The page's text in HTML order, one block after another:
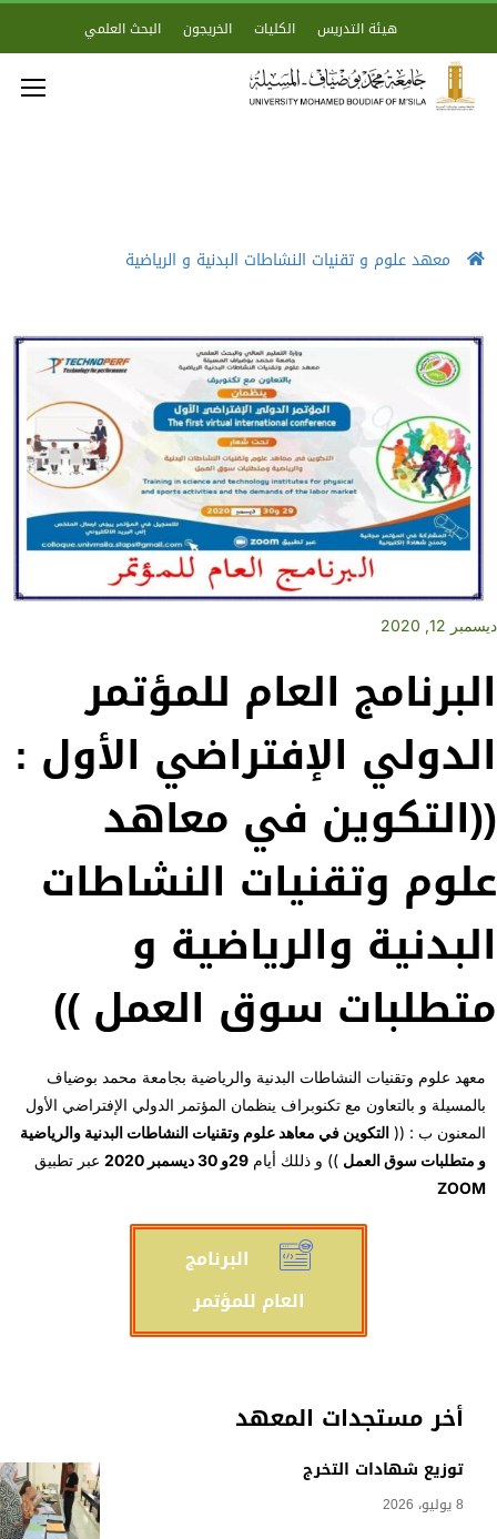
هيئة التدريس الكليات الخريجون البحث العلمي
معهد علوم و تقنيات النشاطات البدنية و الرياضية
أخر مستجدات المعهد
توزيع شهادات التخرج
8 يوليو، 2026
ديسمبر 12, 2020
البرنامج العام للمؤتمر
الدولي الإفتراضي الأول :
((التكوين في معاهد
علوم وتقنيات النشاطات
البدنية والرياضية و
متطلبات سوق العمل ))
معهد علوم وتقنيات النشاطات البدنية والرياضية بجامعة محمد بوضياف
بالمسيلة و بالتعاون مع تكنوبراف ينظمان المؤتمر الدولي الإفتراضي الأول
المعنون ب : (( التكوين في معاهد علوم وتقنيات النشاطات البدنية والرياضية
و متطلبات سوق العمل )) و ذللك أيام 29و 30 ديسمبر 2020
عبر تطبيق
ZOOM
البرنامج
العام للمؤتمر